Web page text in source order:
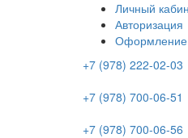
Личный
Авторизация
Оформление
+7 (978) 222-02-03
+7 (978) 700-06-51
+7 (978) 700-06-56